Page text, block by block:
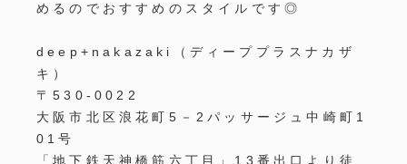
めるのでおすすめのスタイルです◎
deep+nakazaki
（ディーププラスナカザ
キ）
〒530-0022
大阪市北区浪花町 5 － 2パッサージュ中崎町 1
01号
「地下鉄天神橋筋六丁目」 13 番出口より徒